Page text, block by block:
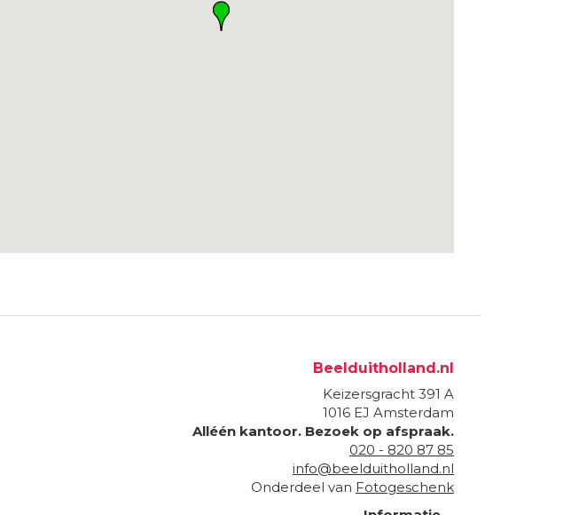
Beelduitholland.nl
Keizersgracht 391 A
1016 EJ Amsterdam
Alléén kantoor. Bezoek op afspraak.
020 - 820 87 85
info@beelduitholland.nl
Onderdeel van Fotogeschenk